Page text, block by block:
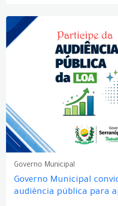
Governo Municipal
Governo Municipal
audiência pública para